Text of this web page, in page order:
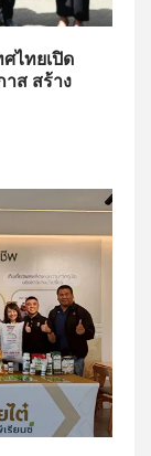
ไทยเปิด
ส สร้าง